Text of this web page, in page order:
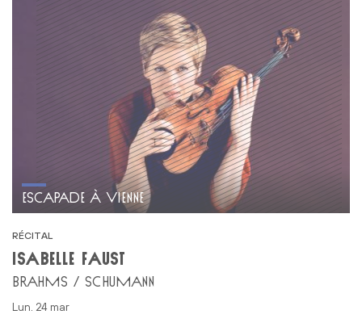
RÉCITAL
ISABELLE FAUST
BRAHMS / SCHUMANN
lun. 24 mar
ESCAPADE À VIENNE